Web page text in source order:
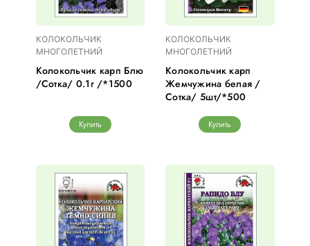
КОЛОКОЛЬЧИК
МНОГОЛЕТНИЙ
Колокольчик карп Блю
/Сотка/ 0.1г /*1500
Купить
КОЛОКОЛЬЧИК
МНОГОЛЕТНИЙ
Колокольчик карп
Жемчужина белая /
Сотка/ 5шт/*500
Купить